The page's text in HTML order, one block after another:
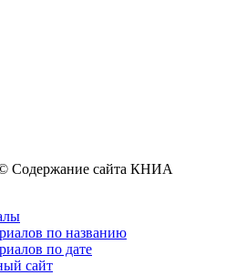
Содержание сайта КНИА
по названию
по дате
сайт